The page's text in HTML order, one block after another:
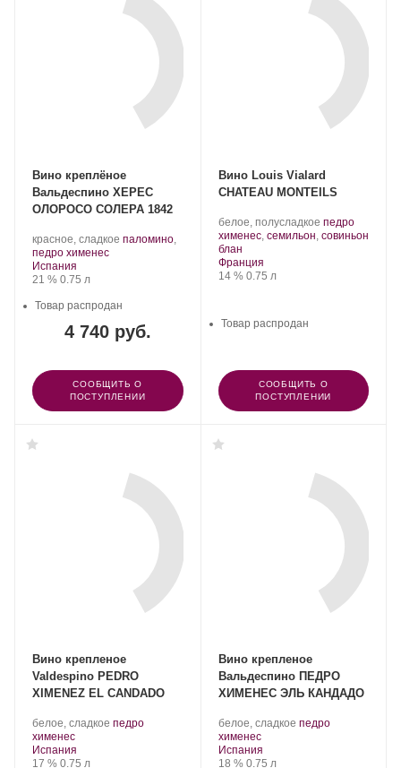
Вино креплёное
Вальдеспино ХЕРЕС
ОЛОРОСО СОЛЕРА 1842
красное, сладкое .паломино,
педро хименес.
Регион:
Испания
Крепость
21 %. Объем
0.75 л
4 740 руб.
Товар распродан
СООБЩИТЬ О
ПОСТУПЛЕНИИ
Вино Louis Vialard
CHATEAU MONTEILS
белое, полусладкое .
Сорт
педро
хименес, семильон, совиньон
блан.
Регион:
Франция
Крепость
14 %. Объем
0.75 л
Товар распродан
СООБЩИТЬ О
ПОСТУПЛЕНИИ
Вино крепленое
Valdespino PEDRO
XIMENEZ EL CANDADO
белое, сладкое .педро
хименес.
Регион:
Испания
Крепость
17 %. Объем
0.75 л
Вино крепленое
Вальдеспино ПЕДРО
ХИМЕНЕС ЭЛЬ КАНДАДО
белое, сладкое .педро
хименес.
Регион:
Испания
Крепость
18 %. Объем
0.75 л